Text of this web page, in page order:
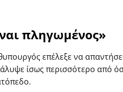
πληγωμένος»
επέλεξε να
ίσως περισσότερο από